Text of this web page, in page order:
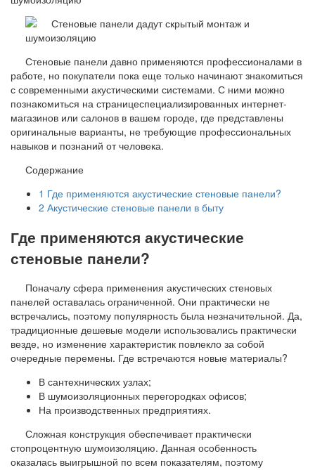
Стеновые панели давно применяются профессионалами в
работе, но покупатели пока еще только начинают знакомиться
с современными акустическими системами. С ними можно
познакомиться на страницеспециализированных интернет-
магазинов или салонов в вашем городе, где представлены
оригинальные варианты, не требующие профессиональных
навыков и познаний от человека.
Содержание
1 Где применяются акустические стеновые панели?
2 Акустические стеновые панели в быту
Где применяются акустические
стеновые панели?
Поначалу сфера применения акустических стеновых
панелей оставалась ограниченной. Они практически не
встречались, поэтому популярность была незначительной. Да,
традиционные дешевые модели использовались практически
везде, но изменение характеристик повлекло за собой
очередные перемены. Где встречаются новые материалы?
В сантехнических узлах;
В шумоизоляционных перегородках офисов;
На производственных предприятиях.
Сложная конструкция обеспечивает практически
стопроцентную шумоизоляцию. Данная особенность
оказалась выигрышной по всем показателям, поэтому